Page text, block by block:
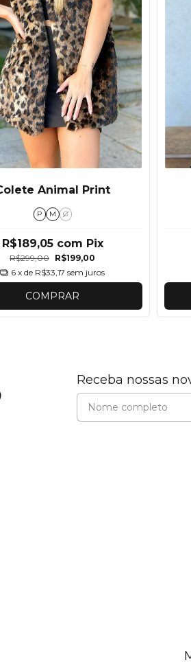
Animal Print
P M G
R$299,00 R$199,00
R$189,05 com Pix
6 x de R$33,17 sem juros
COMPRAR
Receba nossas